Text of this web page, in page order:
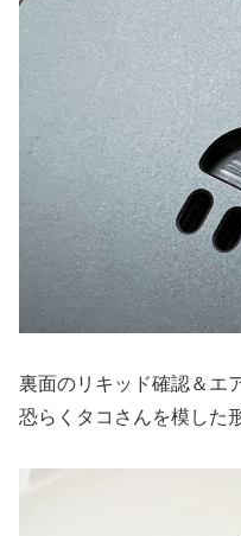
裏面のリキッド確認＆エ
恐らくタコさんを模した